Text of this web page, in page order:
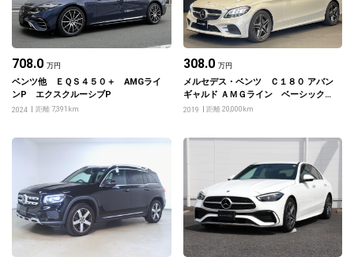
708.0 万円
ベンツ他 ＥＱＳ４５０＋ AMGライ
ンP エクスクルーシブP
2024 距離 7,391km
308.0 万円
メルセデス・ベンツ Ｃ１８０ アバン
ギャルド ＡＭＧライン ベーシックパ
ッケージ
2019 距離 20,000km